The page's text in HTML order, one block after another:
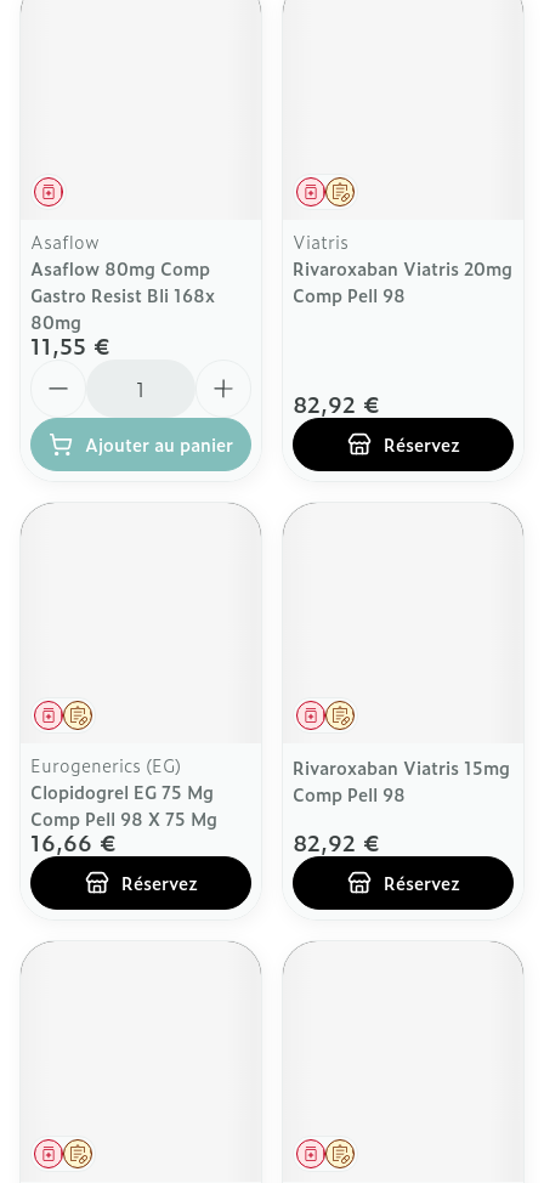
Médicament
Asaflow
Asaflow 80mg Comp
Gastro Resist Bli 168x
80mg
11,55 €
Ajouter au panier
Sur prescription
Médicament
Viatris
Rivaroxaban Viatris 20mg
Comp Pell 98
82,92 €
Réservez
Sur prescription
Médicament
Eurogenerics (EG)
Clopidogrel EG 75 Mg
Comp Pell 98 X 75 Mg
16,66 €
Réservez
Sur prescription
Médicament
Rivaroxaban Viatris 15mg
Comp Pell 98
82,92 €
Réservez
Sur prescription
Médicament Sur prescription
Médicament